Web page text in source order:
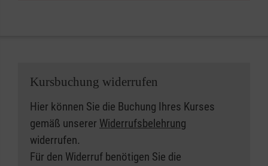
Kursbuchung widerrufen
Hier können Sie die Buchung Ihres Kurses
gemäß unserer Widerrufsbelehrung
widerrufen.
Für den Widerruf benötigen Sie die